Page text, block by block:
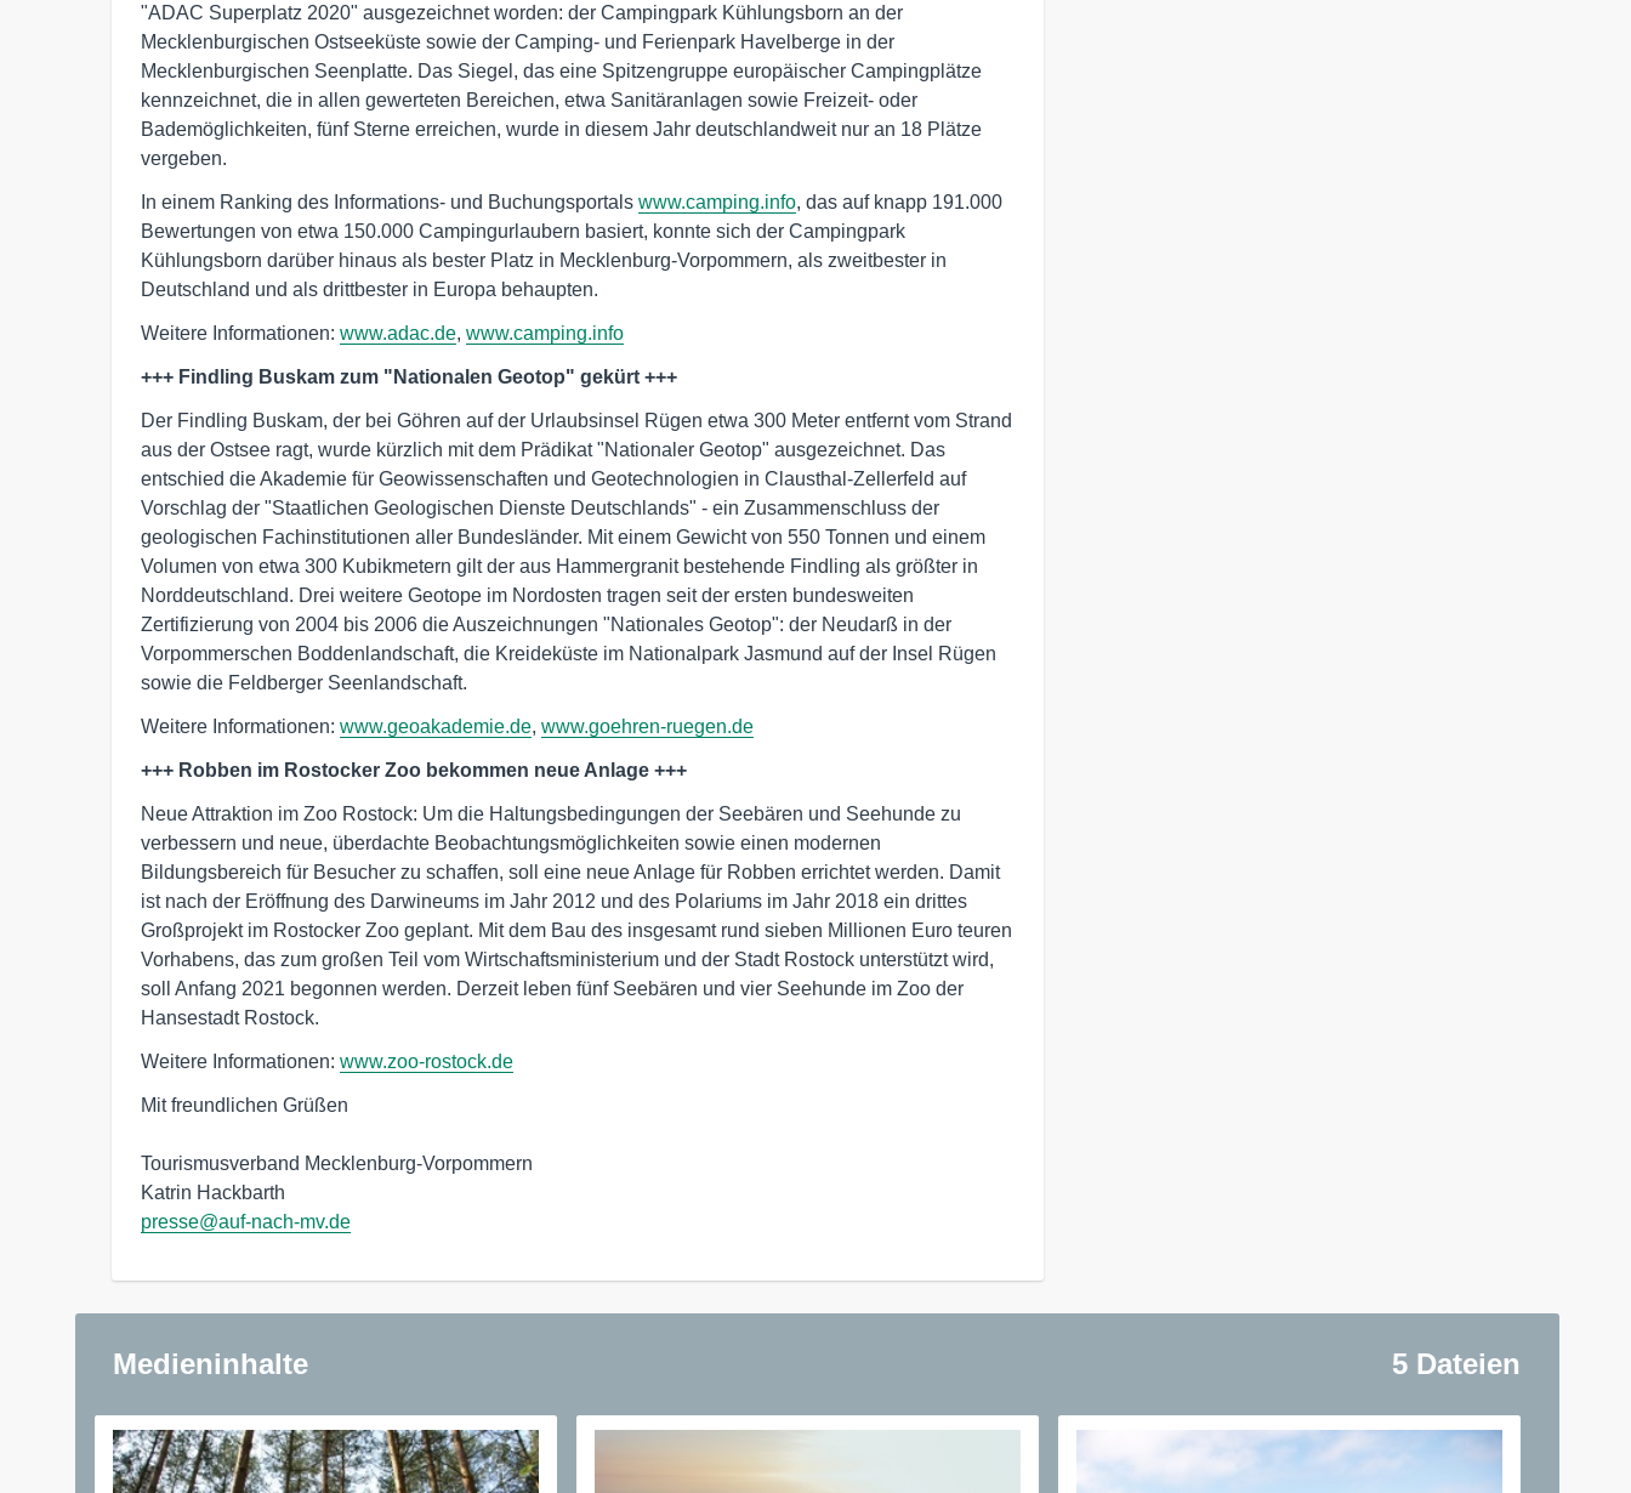
"ADAC Superplatz 2020" ausgezeichnet worden: der Campingpark Kühlungsborn an der
Mecklenburgischen Ostseeküste sowie der Camping- und Ferienpark Havelberge in der
Mecklenburgischen Seenplatte. Das Siegel, das eine Spitzengruppe europäischer Campingplätze
kennzeichnet, die in allen gewerteten Bereichen, etwa Sanitäranlagen sowie Freizeit- oder
Bademöglichkeiten, fünf Sterne erreichen, wurde in diesem Jahr deutschlandweit nur an 18 Plätze
vergeben.
In einem Ranking des Informations- und Buchungsportals www.camping.info, das auf knapp 191.000
Bewertungen von etwa 150.000 Campingurlaubern basiert, konnte sich der Campingpark
Kühlungsborn darüber hinaus als bester Platz in Mecklenburg-Vorpommern, als zweitbester in
Deutschland und als drittbester in Europa behaupten.
Weitere Informationen: www.adac.de, www.camping.info
+++ Findling Buskam zum "Nationalen Geotop" gekürt +++
Der Findling Buskam, der bei Göhren auf der Urlaubsinsel Rügen etwa 300 Meter entfernt vom Strand
aus der Ostsee ragt, wurde kürzlich mit dem Prädikat "Nationaler Geotop" ausgezeichnet. Das
entschied die Akademie für Geowissenschaften und Geotechnologien in Clausthal-Zellerfeld auf
Vorschlag der "Staatlichen Geologischen Dienste Deutschlands" - ein Zusammenschluss der
geologischen Fachinstitutionen aller Bundesländer. Mit einem Gewicht von 550 Tonnen und einem
Volumen von etwa 300 Kubikmetern gilt der aus Hammergranit bestehende Findling als größter in
Norddeutschland. Drei weitere Geotope im Nordosten tragen seit der ersten bundesweiten
Zertifizierung von 2004 bis 2006 die Auszeichnungen "Nationales Geotop": der Neudarß in der
Vorpommerschen Boddenlandschaft, die Kreideküste im Nationalpark Jasmund auf der Insel Rügen
sowie die Feldberger Seenlandschaft.
Weitere Informationen: www.geoakademie.de, www.goehren-ruegen.de
+++ Robben im Rostocker Zoo bekommen neue Anlage +++
Neue Attraktion im Zoo Rostock: Um die Haltungsbedingungen der Seebären und Seehunde zu
verbessern und neue, überdachte Beobachtungsmöglichkeiten sowie einen modernen
Bildungsbereich für Besucher zu schaffen, soll eine neue Anlage für Robben errichtet werden. Damit
ist nach der Eröffnung des Darwineums im Jahr 2012 und des Polariums im Jahr 2018 ein drittes
Großprojekt im Rostocker Zoo geplant. Mit dem Bau des insgesamt rund sieben Millionen Euro teuren
Vorhabens, das zum großen Teil vom Wirtschaftsministerium und der Stadt Rostock unterstützt wird,
soll Anfang 2021 begonnen werden. Derzeit leben fünf Seebären und vier Seehunde im Zoo der
Hansestadt Rostock.
Weitere Informationen: www.zoo-rostock.de
Mit freundlichen Grüßen
Tourismusverband Mecklenburg-Vorpommern
presse@auf-nach-mv.de
Medieninhalte 5 Dateien